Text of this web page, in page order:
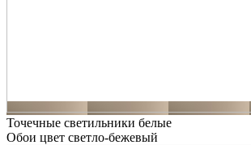
Точечные светильники белые
Обои цвет светло-бежевый